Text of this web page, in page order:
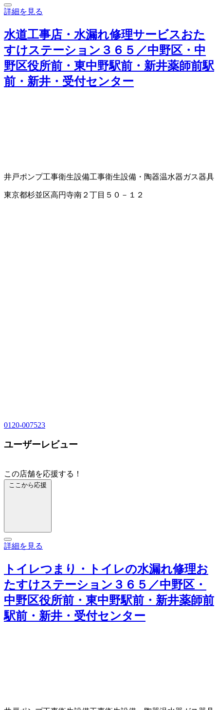
詳細を見る
水道工事店・水漏れ修理サービスおた
すけステーション３６５／中野区・中
野区役所前・東中野駅前・新井薬師前駅
前・新井・受付センター
井戸ポンプ工事衛生設備工事衛生設備・陶器温水器ガス器具
東京都杉並区高円寺南２丁目５０－１２
0120-007523
ユーザーレビュー
この店舗を応援する！
ここから応援
詳細を見る
トイレつまり・トイレの水漏れ修理お
たすけステーション３６５／中野区・
中野区役所前・東中野駅前・新井薬師前
駅前・新井・受付センター